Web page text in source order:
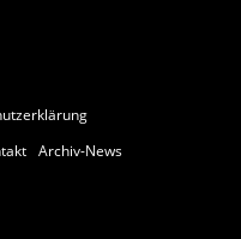
Archiv-News